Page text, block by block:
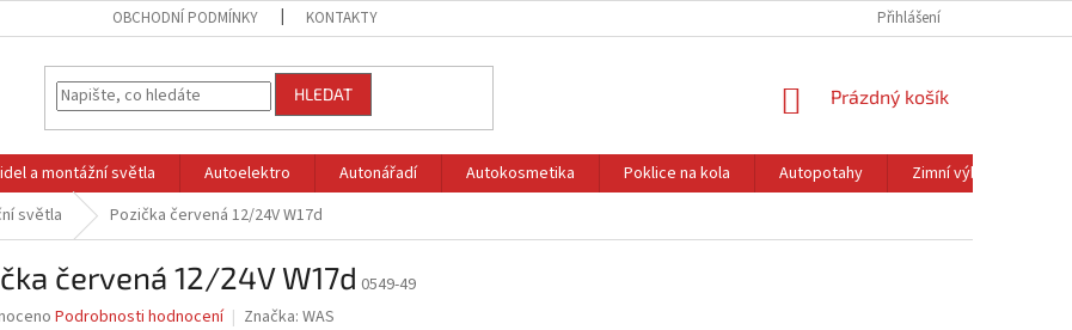
OBCHODNÍ PODMÍNKY KONTAKTY Přihlášení
HLEDAT
NÁKUPNÍ
Prázdný košík
a montážní světla Autoelektro Autonářadí Autokosmetika Poklice na kola Autopotahy Zimní výbava
světla Pozička červená 12/24V W17d
červená 12/24V W17d 0549-49
Podrobnosti hodnocení Značka: WAS